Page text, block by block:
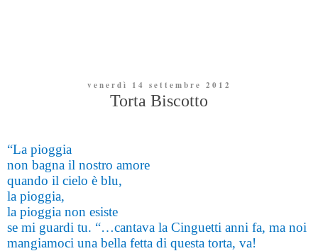
venerdì 14 settembre 2012
Torta Biscotto
“La pioggia
non bagna il nostro amore
quando il cielo è blu,
la pioggia,
la pioggia non esiste
se mi guardi tu. “…cantava la Cinguetti anni fa, ma noi
mangiamoci una bella fetta di questa torta, va!